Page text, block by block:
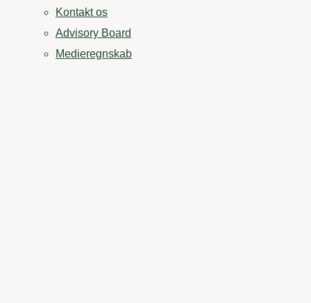
Kontakt os
Advisory Board
Medieregnskab